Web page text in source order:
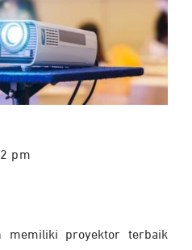
pm
memiliki proyektor terbaik